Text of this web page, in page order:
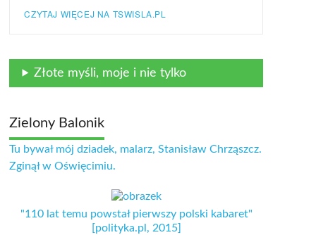
CZYTAJ WIĘCEJ NA TSWISLA.PL
Złote myśli, moje i nie tylko
Zielony Balonik
Tu bywał mój dziadek, malarz, Stanisław Chrząszcz.
Zginął w Oświęcimiu.
"110 lat temu powstał pierwszy polski kabaret"
[polityka.pl, 2015]